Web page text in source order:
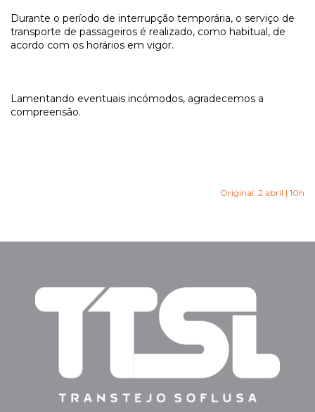
Durante o período de interrupção temporária, o serviço de
transporte de passageiros é realizado, como habitual, de
acordo com os horários em vigor.
Lamentando eventuais incómodos, agradecemos a
compreensão.
Original: 2 abril | 10h